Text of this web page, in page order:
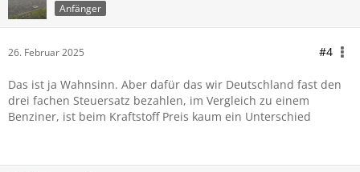
Anfänger
26. Februar 2025 #4
Das ist ja Wahnsinn. Aber dafür das wir Deutschland fast den
drei fachen Steuersatz bezahlen, im Vergleich zu einem
Benziner, ist beim Kraftstoff Preis kaum ein Unterschied